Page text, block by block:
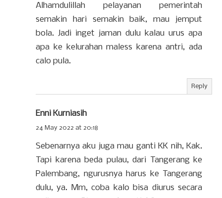
Alhamdulillah pelayanan pemerintah
semakin hari semakin baik, mau jemput
bola. Jadi inget jaman dulu kalau urus apa
apa ke kelurahan maless karena antri, ada
calo pula.
Reply
Enni Kurniasih
24 May 2022 at 20:18
Sebenarnya aku juga mau ganti KK nih, Kak.
Tapi karena beda pulau, dari Tangerang ke
Palembang, ngurusnya harus ke Tangerang
dulu, ya. Mm, coba kalo bisa diurus secara